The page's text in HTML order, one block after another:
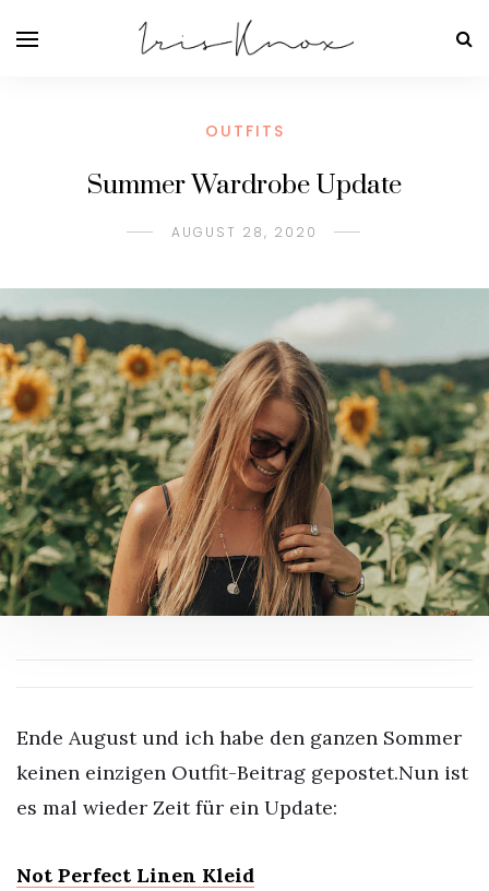
OUTFITS
Summer Wardrobe Update
AUGUST 28, 2020
Ende August und ich habe den ganzen Sommer
keinen einzigen Outfit-Beitrag gepostet.Nun ist
es mal wieder Zeit für ein Update:
Not Perfect Linen Kleid